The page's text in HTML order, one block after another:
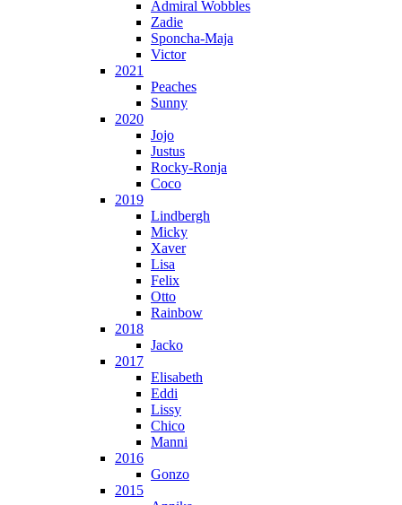
Admiral Wobbles
Zadie
Sponcha-Maja
Victor
2021
Peaches
Sunny
2020
Jojo
Justus
Rocky-Ronja
Coco
2019
Lindbergh
Micky
Xaver
Lisa
Felix
Otto
Rainbow
2018
Jacko
2017
Elisabeth
Eddi
Lissy
Chico
Manni
2016
Gonzo
2015